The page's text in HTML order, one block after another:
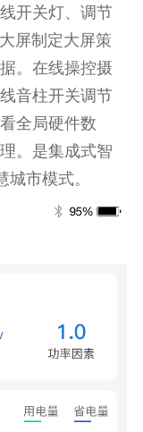
开关灯、调节
屏制定大屏策
。在线操控摄
音柱开关调节
全局硬件数
。是集成式智
市模式。